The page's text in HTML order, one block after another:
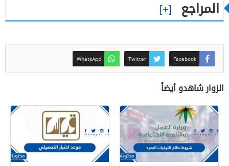
المراجع
Facebook
Twitter
WhatsApp
الزوار شاهدو أيضاً